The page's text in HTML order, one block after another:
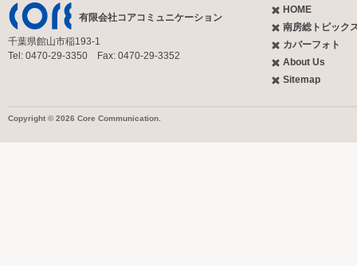
有限会社コアコミュニケーション
千葉県館山市稲193-1
Tel: 0470-29-3350 Fax: 0470-29-3352
HOME
南房総トピック
カバーフォト
About Us
Sitemap
Copyright © 2026 Core Communication.